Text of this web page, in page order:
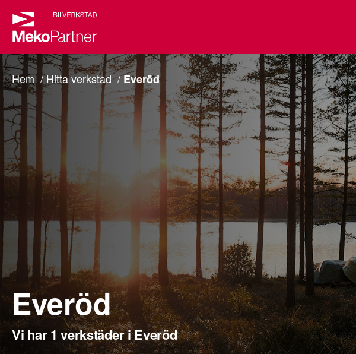
Hem Hitta verkstad Everöd
Everöd
Vi har 1 verkstäder i Everöd